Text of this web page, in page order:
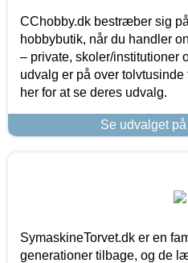
CChobby.dk bestræber sig
hobbybutik, når du handler
– private, skoler/institutioner
udvalg er på over
her for at se deres udvalg.
Se udvalget
SymaskineTorvet.dk er en
generationer tilbage, og de